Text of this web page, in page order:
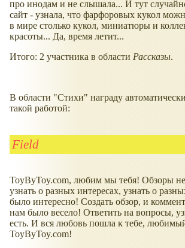
про инодам и не слышала... И тут
сайт - узнала, что фарфоровых кукол
в мире столько кукол, миниатюры и
красоты... Да, время летит...
Итого: 2 участника в области Рассказы.
В области "Стихи" награду
такой работой:
Field
ToyByToy.com, любим мы тебя! Обзоры
узнать о разных интересах, узнать о
было интересно! Создать обзор, и
нам было весело! Ответить на вопросы,
есть. И вся любовь пошла к тебе,
ToyByToy.com!